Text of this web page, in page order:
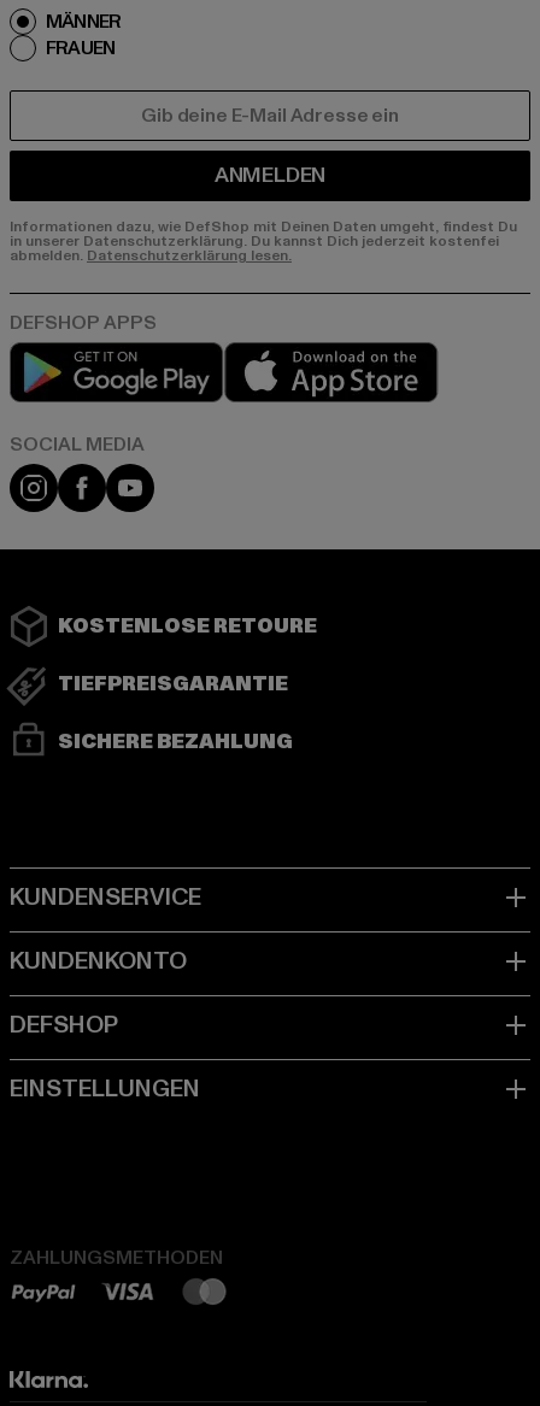
MÄNNER
FRAUEN
ANMELDEN
Informationen dazu, wie DefShop mit Deinen Daten umgeht, findest Du
in unserer Datenschutzerklärung. Du kannst Dich jederzeit kostenfei
abmelden. Datenschutzerklärung lesen.
Play market
Instagram
FacebookYouTube
KOSTENLOSE RETOURE
TIEFPREISGARANTIE
SICHERE BEZAHLUNG
ZAHLUNGSMETHODEN